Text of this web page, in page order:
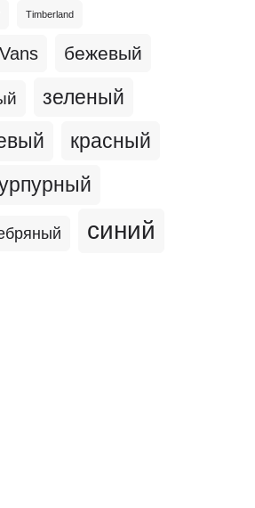
Timberland
Vans бежевый
зеленый
красный
синий